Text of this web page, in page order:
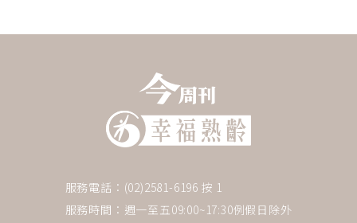
服務電話：(02)2581-6196 按 1
服務時間：週一至五09:00~17:30例假日除外